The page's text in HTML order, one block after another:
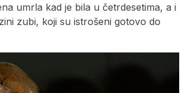
umrla kad je bila u četrdesetima, a i
zubi, koji su istrošeni gotovo do